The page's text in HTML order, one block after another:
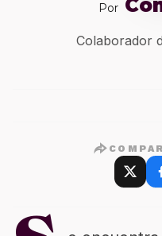
Por
Colaborador